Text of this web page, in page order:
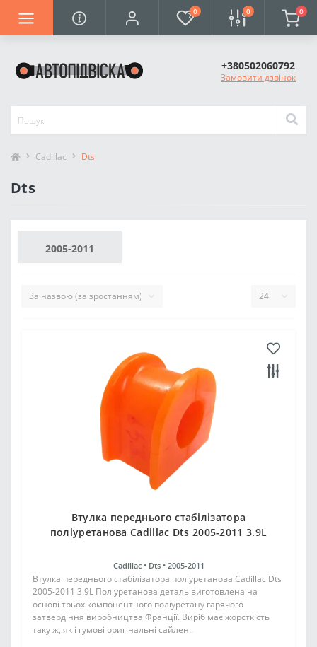
0 0 0
+380502060792
Замовити дзвінок
Cadillac Dts
Dts
2005-2011
Втулка переднього стабілізатора
поліуретанова Cadillac Dts 2005-2011 3.9L
Cadillac • Dts • 2005-2011
Втулка переднього стабілізатора поліуретанова Cadillac Dts
2005-2011 3.9L Поліуретанова деталь виготовлена на
основі трьох компонентного поліуретану гарячого
затвердіння виробництва Франції. Виріб має жорсткість
таку ж, як і гумові оригінальні сайлен..